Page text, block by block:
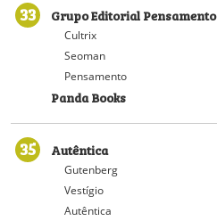
33 Grupo Editorial Pensamento
Cultrix
Seoman
Pensamento
Panda Books
35 Autêntica
Gutenberg
Vestígio
Autêntica